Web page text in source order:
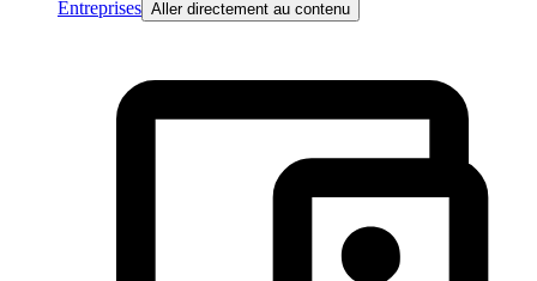
Entreprises Aller directement au contenu